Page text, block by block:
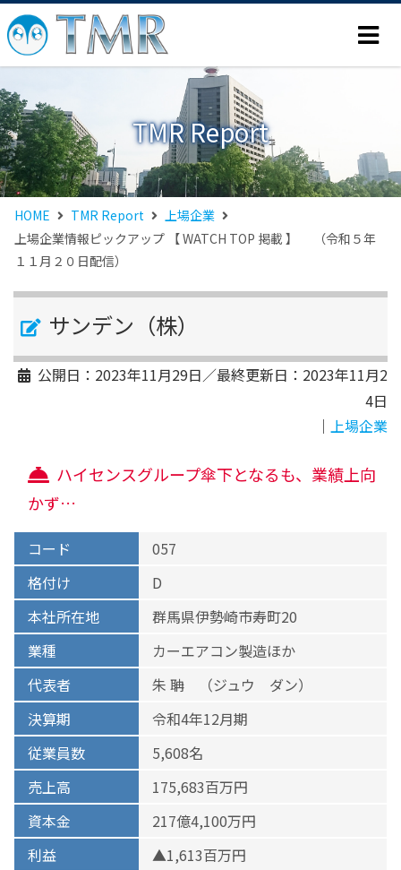
TMR Report
HOME TMR Report
上場企業
上場企業情報ピックアップ 【 WATCH TOP 掲載 】 （令和５年
１１月２０日配信）
サンデン（株）
公開日： 2023年11月29日／最終更新日： 2023年11月2
4日
｜ 上場企業
ハイセンスグループ傘下となるも、業績上向
かず…
コード
057
格付け
D
本社所在地
群馬県伊勢崎市寿町20
業種
カーエアコン製造ほか
代表者
朱 聃 （ジュウ ダン）
決算期
令和4年12月期
従業員数
5,608名
売上高
175,683百万円
資本金
217億4,100万円
利益
▲1,613百万円